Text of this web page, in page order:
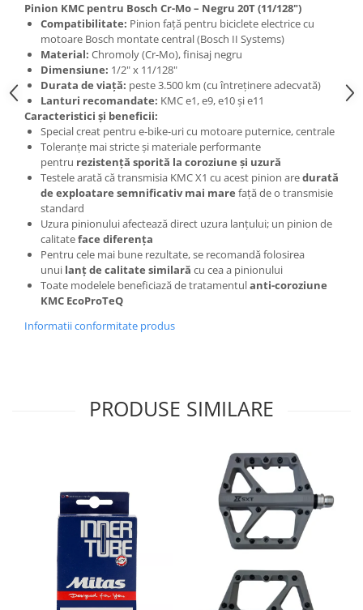
Pinion KMC pentru Bosch Cr-Mo – Negru 20T (11/128")
Compatibilitate: Pinion față pentru biciclete electrice cu
motoare Bosch montate central (Bosch II Systems)
Material: Chromoly (Cr-Mo), finisaj negru
Dimensiune: 1/2" x 11/128"
Durata de viață: peste 3.500 km (cu întreținere adecvată)
Lanturi recomandate: KMC e1, e9, e10 și e11
Caracteristici și beneficii:
Special creat pentru e-bike-uri cu motoare puternice, centrale
Toleranțe mai stricte și materiale performante
pentru rezistență sporită la coroziune și uzură
Testele arată că transmisia KMC X1 cu acest pinion aredurată
de exploatare semnificativ mai mare față de o transmisie
standard
Uzura pinionului afectează direct uzura lanțului; un pinion de
calitateface diferența
Pentru cele mai bune rezultate, se recomandă folosirea
unui lanț de calitate similară cu cea a pinionului
Toate modelele beneficiază de tratamentulanti-coroziune
KMC EcoProTeQ
Informatii conformitate produs
PRODUSE SIMILARE